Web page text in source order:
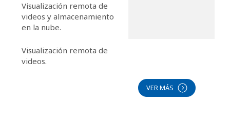
Visualización remota de
videos y almacenamiento
en la nube.
Visualización remota de
videos.
VER MÁS